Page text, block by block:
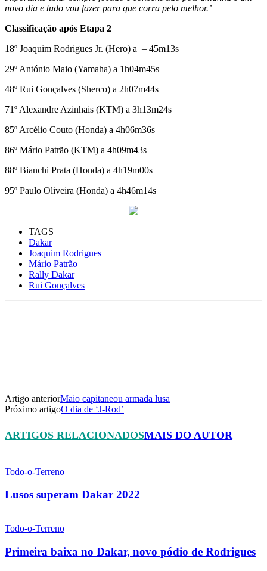
novo dia e tudo vou fazer para que corra pelo melhor.’
Classificação após Etapa 2
18º Joaquim Rodrigues Jr. (Hero) a – 45m13s
29º António Maio (Yamaha) a 1h04m45s
48º Rui Gonçalves (Sherco) a 2h07m44s
71º Alexandre Azinhais (KTM) a 3h13m24s
85º Arcélio Couto (Honda) a 4h06m36s
86º Mário Patrão (KTM) a 4h09m43s
88º Bianchi Prata (Honda) a 4h19m00s
95º Paulo Oliveira (Honda) a 4h46m14s
TAGS
Dakar
Joaquim Rodrigues
Mário Patrão
Rally Dakar
Rui Gonçalves
Artigo anteriorMaio capitaneou armada lusa
Próximo artigoO dia de ‘J-Rod’
ARTIGOS RELACIONADOSMAIS DO AUTOR
Todo-o-Terreno
Lusos superam Dakar 2022
Todo-o-Terreno
Primeira baixa no Dakar, novo pódio de Rodrigues